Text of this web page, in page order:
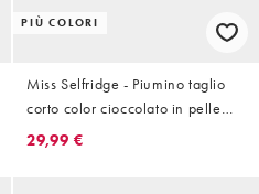
PIÙ COLORI
Miss Selfridge - Piumino taglio
corto color cioccolato in pelle
sintetica
29,99 €